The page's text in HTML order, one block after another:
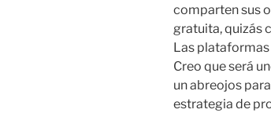
comparten sus
gratuita, quizás
Las
Creo que será
un abreojos
estrategia de